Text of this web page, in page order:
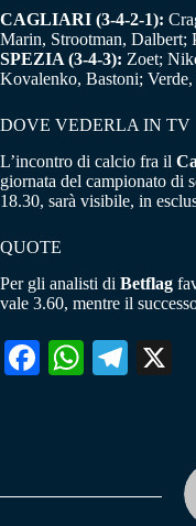
CAGLIARI (3-4-2-1):
Marin, Strootman, Dalbert;
SPEZIA (3-4-3): Zoet;
Kovalenko, Bastoni;
DOVE VEDERLA IN TV
L’incontro di calcio fra il
giornata del campionato di
18.30, sarà visibile, in
QUOTE
Per gli analisti di Betflag
vale 3.60, mentre il
Fa W
pp
Te
m